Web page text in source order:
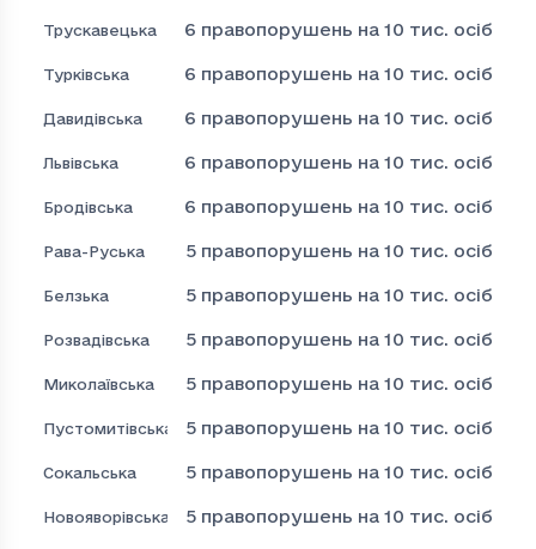
Трускавецька 6 правопорушень на 10 тис. осіб
Турківська 6 правопорушень на 10 тис. осіб
Давидівська 6 правопорушень на 10 тис. осіб
Львівська 6 правопорушень на 10 тис. осіб
Бродівська 6 правопорушень на 10 тис. осіб
Рава-Руська 5 правопорушень на 10 тис. осіб
Белзька 5 правопорушень на 10 тис. осіб
Розвадівська 5 правопорушень на 10 тис. осіб
Миколаївська 5 правопорушень на 10 тис. осіб
Пустомитівська 5 правопорушень на 10 тис. осіб
Сокальська 5 правопорушень на 10 тис. осіб
Новояворівська 5 правопорушень на 10 тис. осіб